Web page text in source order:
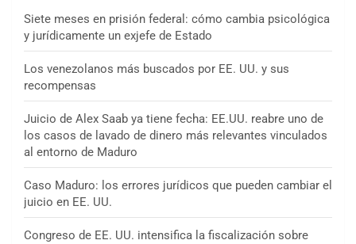
Siete meses en prisión federal: cómo cambia psicológica
y jurídicamente un exjefe de Estado
Los venezolanos más buscados por EE. UU. y sus
recompensas
Juicio de Alex Saab ya tiene fecha: EE.UU. reabre uno de
los casos de lavado de dinero más relevantes vinculados
al entorno de Maduro
Caso Maduro: los errores jurídicos que pueden cambiar el
juicio en EE. UU.
Congreso de EE. UU. intensifica la fiscalización sobre